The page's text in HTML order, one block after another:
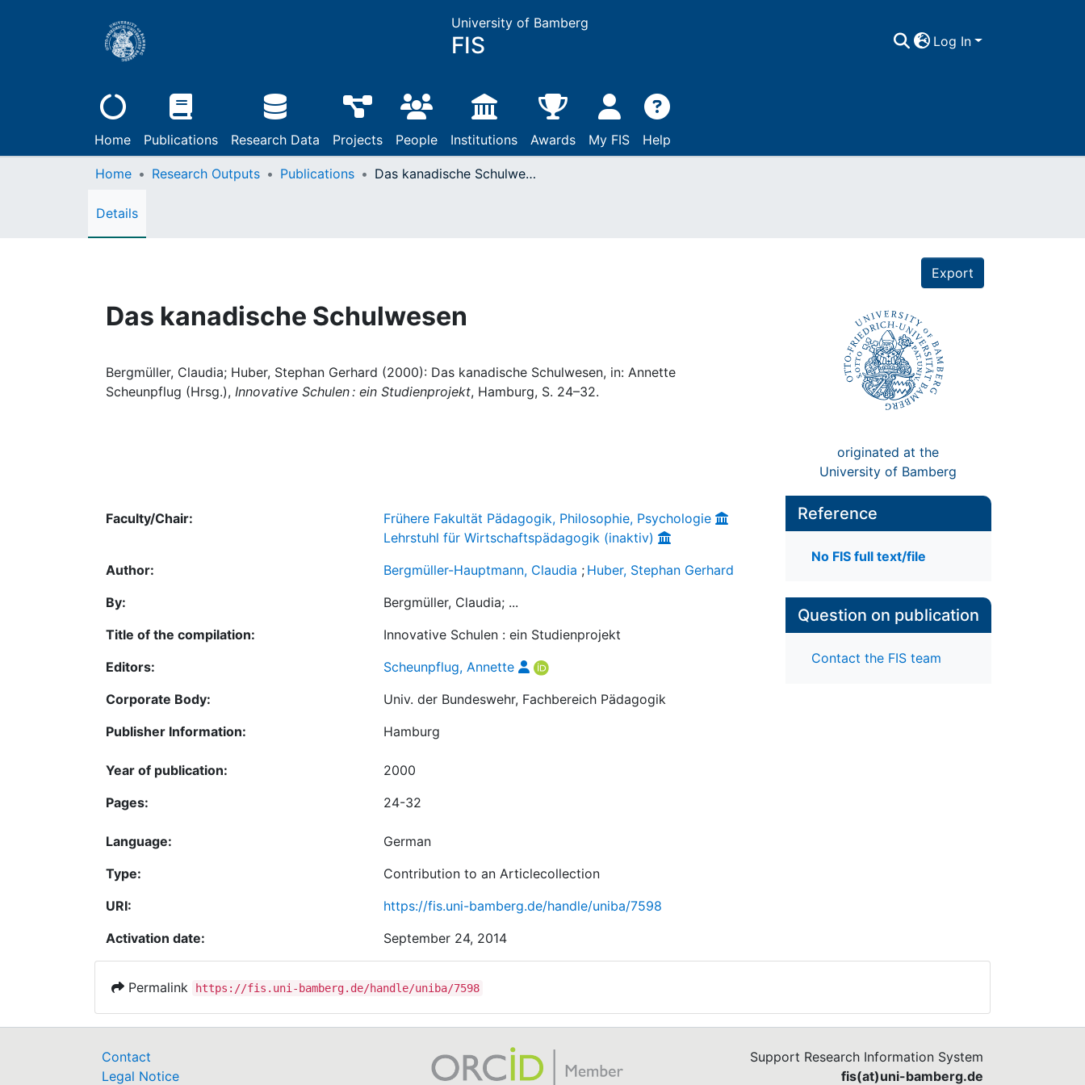
University of Bamberg
FIS Log In
Home Publications Research Data Projects People Institutions Awards My FIS Help
Home Research Outputs Publications Das kanadische Schulwesen
Details
Export
Das kanadische Schulwesen
Bergmüller, Claudia; Huber, Stephan Gerhard (2000): Das kanadische Schulwesen, in: Annette
Scheunpflug (Hrsg.), Innovative Schulen : ein Studienprojekt, Hamburg, S. 24–32.
originated at the
University of Bamberg
Faculty/Chair:
Frühere Fakultät Pädagogik, Philosophie, Psychologie
Lehrstuhl für Wirtschaftspädagogik (inaktiv)
Author:
Bergmüller-Hauptmann, Claudia ; Huber, Stephan Gerhard
By:
Bergmüller, Claudia; ...
Title of the compilation:
Innovative Schulen : ein Studienprojekt
Editors:
Scheunpflug, Annette
Corporate Body:
Univ. der Bundeswehr, Fachbereich Pädagogik
Publisher Information:
Hamburg
Year of publication:
2000
Pages:
24-32
Language:
German
Type:
Contribution to an Articlecollection
URI:
https://fis.uni-bamberg.de/handle/uniba/7598
Activation date:
September 24, 2014
Reference
No FIS full text/file
Question on publication
Contact the FIS team
Permalink https://fis.uni-bamberg.de/handle/uniba/7598
Contact
Legal Notice
Support Research Information System
fis(at)uni-bamberg.de